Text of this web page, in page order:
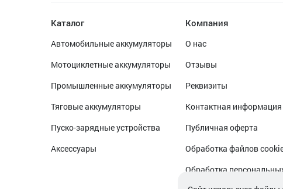
Каталог
Автомобильные аккумуляторы
Мотоциклетные аккумуляторы
Промышленные аккумуляторы
Тяговые аккумуляторы
Пуско-зарядные устройства
Аксессуары
Компания
О нас
Отзывы
Реквизиты
Контактная информация
Публичная оферта
Обработка файлов
Обработка